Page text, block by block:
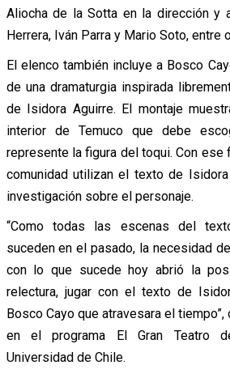
Aliocha de la Sotta en la dirección y
Herrera, Iván Parra y Mario Soto, entre
El elenco también incluye a Bosco
de una dramaturgia inspirada
de Isidora Aguirre. El montaje
interior de Temuco que debe
represente la figura del toqui. Con
comunidad utilizan el texto de
investigación sobre el personaje.
“Como todas las escenas del
suceden en el pasado, la necesidad
con lo que sucede hoy abrió la
relectura, jugar con el texto de
Bosco Cayo que atravesara el
en el programa El Gran Teatro
Universidad de Chile.